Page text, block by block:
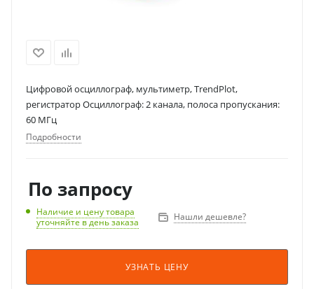
Цифровой осциллограф, мультиметр, TrendPlot,
регистратор Осциллограф: 2 канала, полоса пропускания:
60 МГц
Подробности
По запросу
Наличие и цену товара
уточняйте в день заказа
Нашли дешевле?
УЗНАТЬ ЦЕНУ